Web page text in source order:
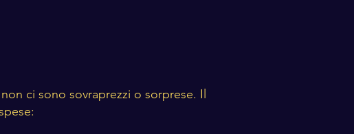
ci sono sovraprezzi o sorprese. Il